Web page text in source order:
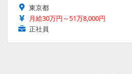
東京都
月給30万円～51万8,000円
正社員